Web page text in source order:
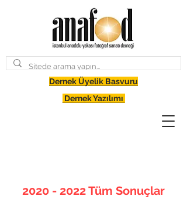
Dernek Üyelik Basvuru
Dernek Yazılımı
2020 - 2022Tüm Sonuçlar